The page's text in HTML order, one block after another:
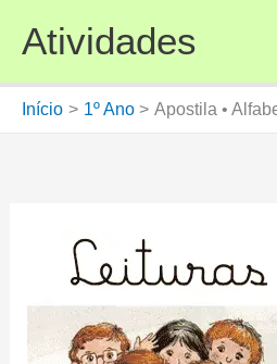
para
conteúdo
Atividades
Início 1º Ano Apostila •